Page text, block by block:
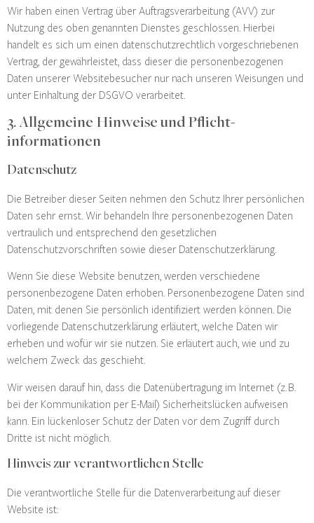
Wir haben einen Vertrag über Auftragsverarbeitung (AVV) zur
Nutzung des oben genannten Dienstes geschlossen. Hierbei
handelt es sich um einen datenschutzrechtlich vorgeschriebenen
Vertrag, der gewährleistet, dass dieser die personenbezogenen
Daten unserer Websitebesucher nur nach unseren Weisungen und
unter Einhaltung der DSGVO verarbeitet.
3. Allgemeine Hinweise und Pflicht­
informationen
Datenschutz
Die Betreiber dieser Seiten nehmen den Schutz Ihrer persönlichen
Daten sehr ernst. Wir behandeln Ihre personenbezogenen Daten
vertraulich und entsprechend den gesetzlichen
Datenschutzvorschriften sowie dieser Datenschutzerklärung.
Wenn Sie diese Website benutzen, werden verschiedene
personenbezogene Daten erhoben. Personenbezogene Daten sind
Daten, mit denen Sie persönlich identifiziert werden können. Die
vorliegende Datenschutzerklärung erläutert, welche Daten wir
erheben und wofür wir sie nutzen. Sie erläutert auch, wie und zu
welchem Zweck das geschieht.
Wir weisen darauf hin, dass die Datenübertragung im Internet (z. B.
bei der Kommunikation per E-Mail) Sicherheitslücken aufweisen
kann. Ein lückenloser Schutz der Daten vor dem Zugriff durch
Dritte ist nicht möglich.
Hinweis zur verantwortlichen Stelle
Die verantwortliche Stelle für die Datenverarbeitung auf dieser
Website ist: